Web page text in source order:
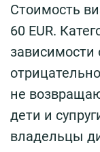
Стоимость
60 EUR.
зависимости
не
дети и
владельцы